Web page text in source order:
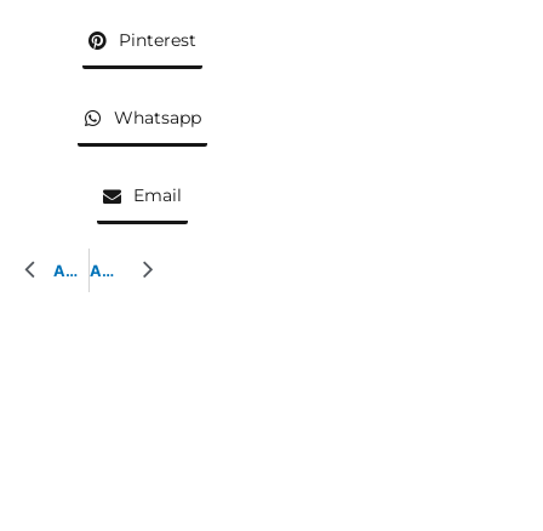
Pinterest
Whatsapp
Email
AQUARELLE PRÉCÉDENTE AQUARELLE SUIVANTE